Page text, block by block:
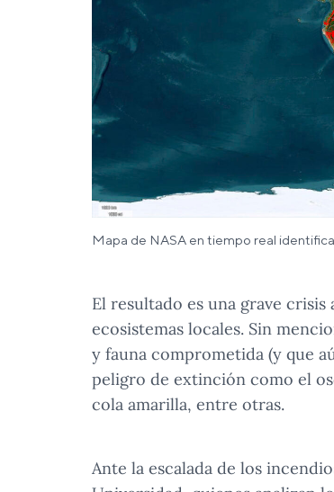
Mapa de NASA en tiempo real
El resultado es una grave
ecosistemas locales. Sin
y fauna comprometida (y que
peligro de extinción como el
cola amarilla, entre otras.
Ante la escalada de los